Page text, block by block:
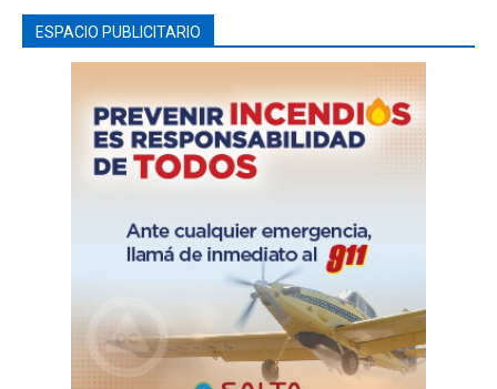
ESPACIO PUBLICITARIO